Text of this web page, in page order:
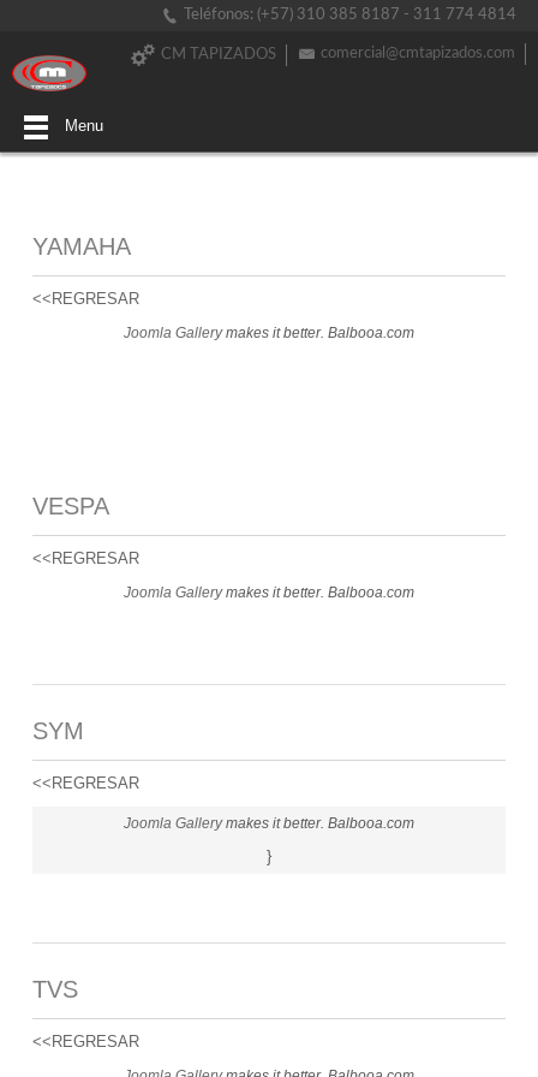
Teléfonos: (+57) 310 385 8187 - 311 774 4814
comercial@cmtapizados.com
CM TAPIZADOS
Menu
YAMAHA
<<REGRESAR
Joomla Gallerymakes it better. Balbooa.com
VESPA
<<REGRESAR
Joomla Gallerymakes it better. Balbooa.com
SYM
<<REGRESAR
Joomla Gallerymakes it better. Balbooa.com
}
TVS
<<REGRESAR